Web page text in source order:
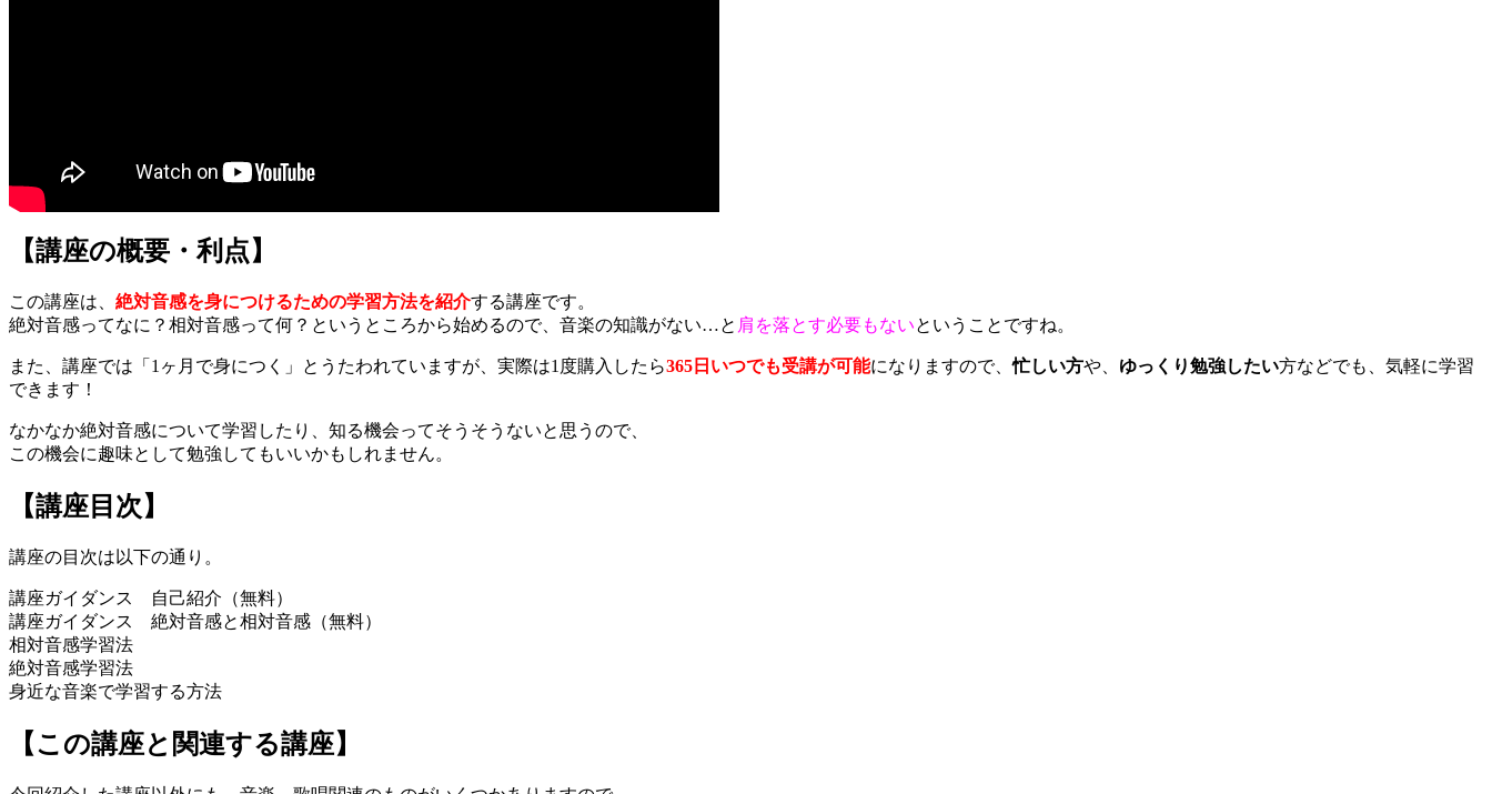
【講座の概要・利点】
この講座は、 絶対音感を身につけるための学習方法を紹介する講座です。
絶対音感ってなに？相対音感って何？というところから始めるので、音楽の知識がない…と 肩を落とす必要もないということですね。
また、講座では「1ヶ月で身につく」とうたわれていますが、実際は1度購入したら365日いつでも受講が可能になりますので、忙しい方や、 ゆっくり勉強したい方などでも、気軽に学習
できます！
なかなか絶対音感について学習したり、知る機会ってそうそうないと思うので、
この機会に趣味として勉強してもいいかもしれません。
【講座目次】
講座の目次は以下の通り。
講座ガイダンス 自己紹介（無料）
講座ガイダンス 絶対音感と相対音感（無料）
相対音感学習法
絶対音感学習法
身近な音楽で学習する方法
【この講座と関連する講座】